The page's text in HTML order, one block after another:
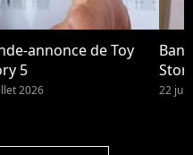
annonce de Toy
5
2026 22